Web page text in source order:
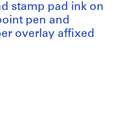
stamp pad ink on
pen and
overlay affixed